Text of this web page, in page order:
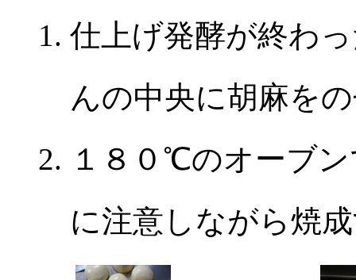
仕上げ発酵が終わ
んの中央に胡麻を
１８０℃のオーブ
に注意しながら焼